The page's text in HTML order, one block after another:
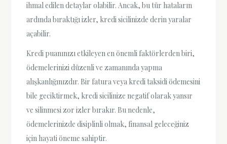
ihmal edilen detaylar olabilir. Ancak, bu tür hataların
ardında bıraktığı izler, kredi sicilinizde derin yaralar
açabilir.
Kredi puanınızı etkileyen en önemli faktörlerden biri,
ödemelerinizi düzenli ve zamanında yapma
alışkanlığınızdır. Bir fatura veya kredi taksidi ödemesini
bile geciktirmek, kredi sicilinize negatif olarak yansır
ve silinmesi zor izler bırakır. Bu nedenle,
ödemelerinizde disiplinli olmak, finansal geleceğiniz
için hayati öneme sahiptir.